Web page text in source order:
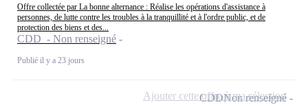
Offre collectée par La bonne alternance : Réalise les opérations d'assistance à
personnes, de lutte contre les troubles à la tranquillité et à l'ordre public, et de
protection des biens et des...
CDD - Non renseigné
Publié il y a 23 jours
CDDNon renseigné
Ajouter cette offre à ma sélection